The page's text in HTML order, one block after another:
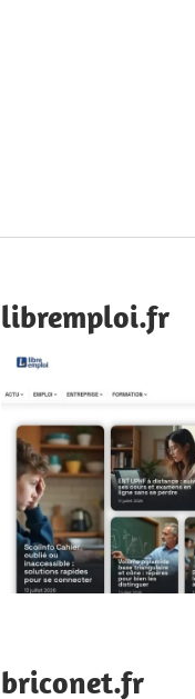
libremploi.fr
briconet.fr